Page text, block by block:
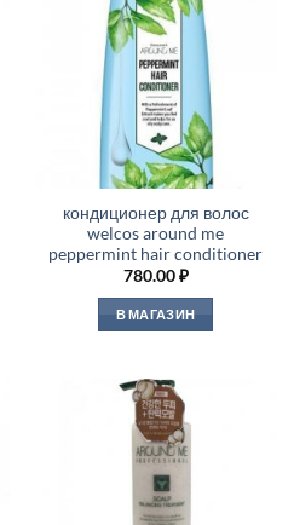
кондиционер для волос
welcos around me
peppermint hair conditioner
780.00₽
В МАГАЗИН